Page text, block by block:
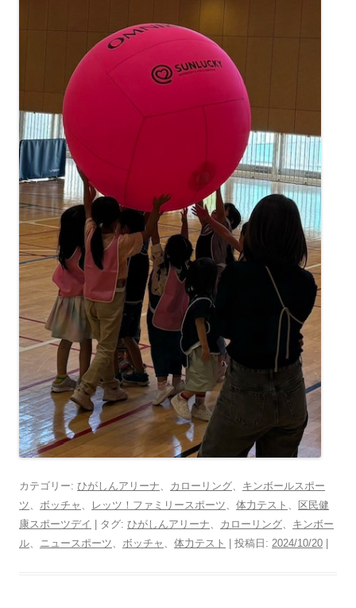
カテゴリー: ひがしんアリーナ カローリング
キンボールスポー
ツ
ボッチャ レッツ！ファミリースポーツ 体力テスト
区民健
康スポーツデイ
| タグ: ひがしんアリーナ カローリング
キンボー
ル
ニュースポーツ ボッチャ 体力テスト | 投稿日: 2024/10/20